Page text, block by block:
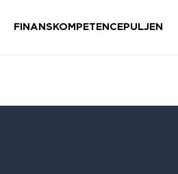
FINANSKOMPETENCEPULJEN